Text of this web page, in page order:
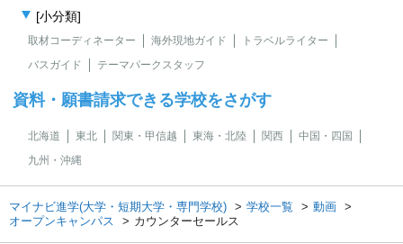
[小分類]
取材コーディネーター 海外現地ガイド
トラベルライター
バスガイド
テーマパークスタッフ
資料・願書請求できる学校をさがす
北海道 東北 関東・甲信越 東海・北陸 関西
中国・四国
九州・沖縄
マイナビ進学(大学・短期大学・専門学校) 学校一覧
動画
オープンキャンパス
カウンターセールス